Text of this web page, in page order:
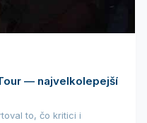
— najvelkolepejší
to, čo kritici i